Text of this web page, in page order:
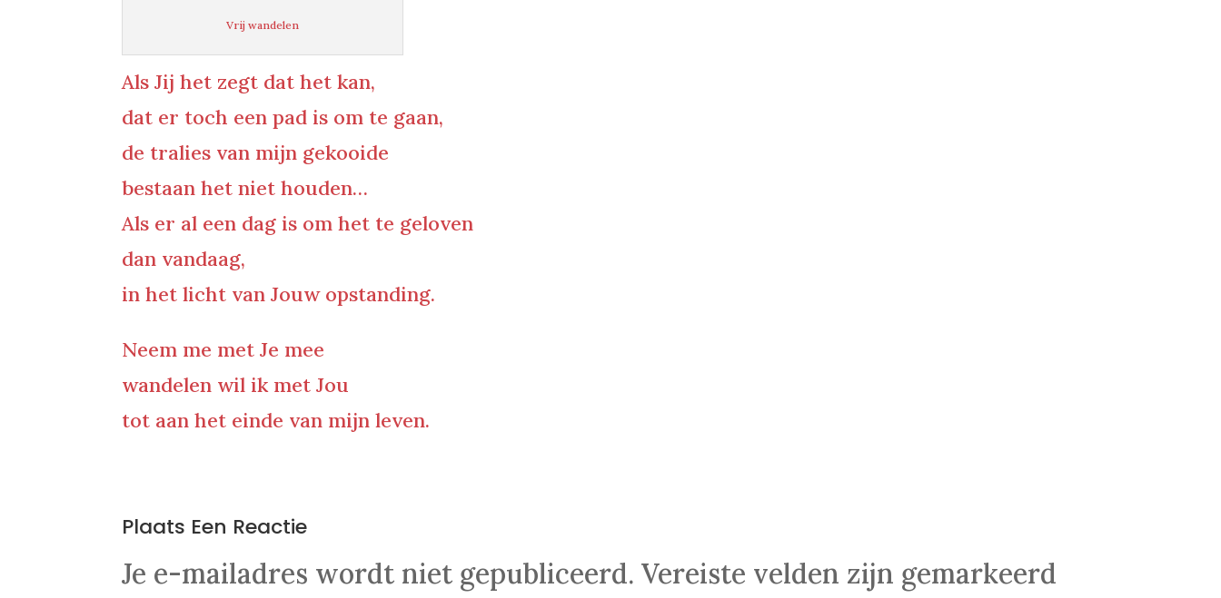
Vrij wandelen
Als Jij het zegt dat het kan,
dat er toch een pad is om te gaan,
de tralies van mijn gekooide
bestaan het niet houden…
Als er al een dag is om het te geloven
dan vandaag,
in het licht van Jouw opstanding.
Neem me met Je mee
wandelen wil ik met Jou
tot aan het einde van mijn leven.
Plaats Een Reactie
Je e-mailadres wordt niet gepubliceerd. Vereiste velden zijn gemarkeerd